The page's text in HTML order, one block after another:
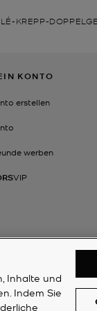
KREPP-
KONTO
erstellen
werben
VIP
Inhalte und
Indem Sie